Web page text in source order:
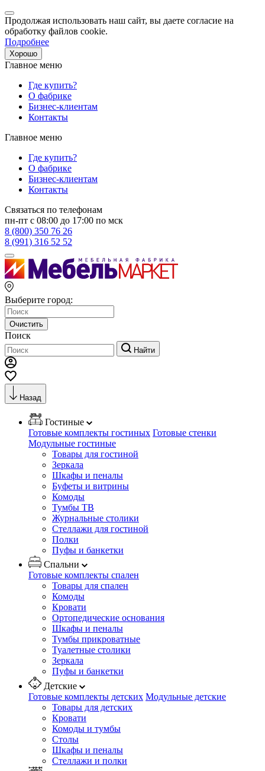
Продолжая использовать наш сайт, вы даете согласие на
обработку файлов cookie.
Подробнее
Хорошо
Главное меню
Где купить?
О фабрике
Бизнес-клиентам
Контакты
Главное меню
Где купить?
О фабрике
Бизнес-клиентам
Контакты
Связаться по телефонам
пн-пт с 08:00 до 17:00 по мск
8 (800) 350 76 26
8 (991) 316 52 52
Выберите город:
Очистить
Поиск
Найти
Назад
Гостиные
Готовые комплекты гостиных Готовые стенки
Модульные гостиные
Товары для гостиной
Зеркала
Шкафы и пеналы
Буфеты и витрины
Комоды
Тумбы ТВ
Журнальные столики
Стеллажи для гостиной
Полки
Пуфы и банкетки
Спальни
Готовые комплекты спален
Товары для спален
Комоды
Кровати
Ортопедические основания
Шкафы и пеналы
Тумбы прикроватные
Туалетные столики
Зеркала
Пуфы и банкетки
Детские
Готовые комплекты детских Модульные детские
Товары для детских
Кровати
Комоды и тумбы
Столы
Шкафы и пеналы
Стеллажи и полки